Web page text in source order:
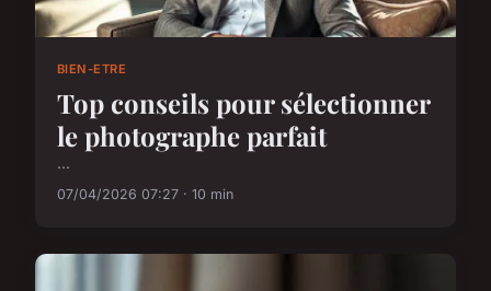
BIEN-ETRE
Top conseils pour sélectionner
le photographe parfait
...
07/04/2026 07:27 · 10 min